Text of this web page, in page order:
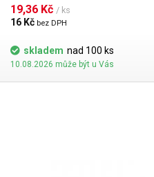
pro spojování rozličných materiálů
dekorativní prvek. Hmota je
tyčinkám výrazně tužší a pevnější;
se běžně využívají při výrobě a
adventních věnců, svátečních ozdob, dárků a
najdete také tavné tyčinky různých
19,36 Kč / ks
16 Kč bez DPH
skladem nad 100 ks
10.08.2026 může být u Vás